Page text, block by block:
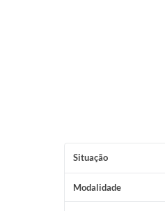
Situação
Modalidade